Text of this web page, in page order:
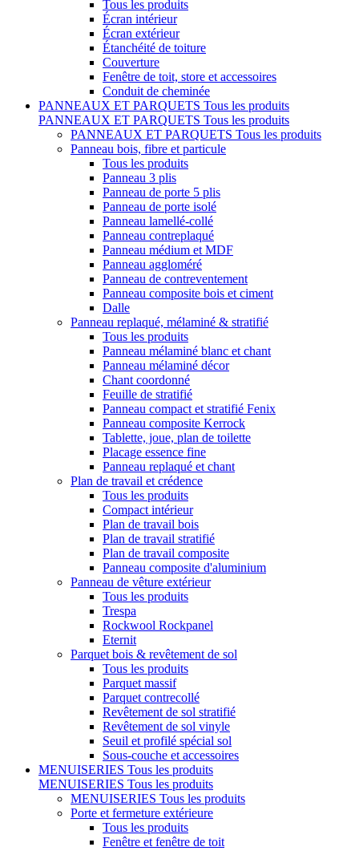
Tous les produits
Écran intérieur
Écran extérieur
Étanchéité de toiture
Couverture
Fenêtre de toit, store et accessoires
Conduit de cheminée
PANNEAUX ET PARQUETS Tous les produits
PANNEAUX ET PARQUETS Tous les produits
PANNEAUX ET PARQUETS Tous les produits
Panneau bois, fibre et particule
Tous les produits
Panneau 3 plis
Panneau de porte 5 plis
Panneau de porte isolé
Panneau lamellé-collé
Panneau contreplaqué
Panneau médium et MDF
Panneau aggloméré
Panneau de contreventement
Panneau composite bois et ciment
Dalle
Panneau replaqué, mélaminé & stratifié
Tous les produits
Panneau mélaminé blanc et chant
Panneau mélaminé décor
Chant coordonné
Feuille de stratifié
Panneau compact et stratifié Fenix
Panneau composite Kerrock
Tablette, joue, plan de toilette
Placage essence fine
Panneau replaqué et chant
Plan de travail et crédence
Tous les produits
Compact intérieur
Plan de travail bois
Plan de travail stratifié
Plan de travail composite
Panneau composite d'aluminium
Panneau de vêture extérieur
Tous les produits
Trespa
Rockwool Rockpanel
Eternit
Parquet bois & revêtement de sol
Tous les produits
Parquet massif
Parquet contrecollé
Revêtement de sol stratifié
Revêtement de sol vinyle
Seuil et profilé spécial sol
Sous-couche et accessoires
MENUISERIES Tous les produits
MENUISERIES Tous les produits
MENUISERIES Tous les produits
Porte et fermeture extérieure
Tous les produits
Fenêtre et fenêtre de toit